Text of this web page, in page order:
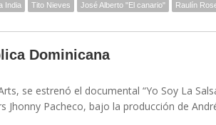
India Tito Nieves José Alberto "El canario"
Raulín
Dominicana
se estrenó el documental “Yo Soy La
Jhonny Pacheco, bajo la producción de